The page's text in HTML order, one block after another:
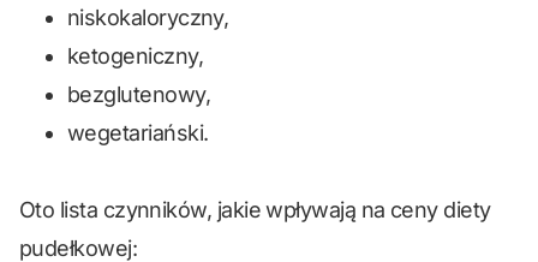
niskokaloryczny,
ketogeniczny,
bezglutenowy,
wegetariański.
Oto lista czynników, jakie wpływają na ceny diety
pudełkowej: